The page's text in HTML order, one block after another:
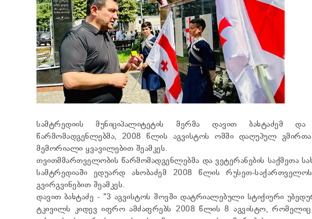
სამტრედიის მუნიციპალიტეტის მერმა დავით ბახტაძემ
წარმომადგენლებმა, 2008 წლის აგვისტოს ომში დაღუპულ
მემორიალი ყვავილებით შეამკეს.
თვითმმართველობის წარმომადგენლებმა და ვეტერანების საქმეთა
სამტრედიაში ედუარდ ახობაძემ 2008 წლის რუსეთ-
გვირგვინებით შეამკეს.
დავით ბახტაძე - "3 აგვისტოს შოვში დატრიალებული სტიქიური
ტკივილს კიდევ იფრო ამძაფრებს 2008 წლის 8 აგვისტო,